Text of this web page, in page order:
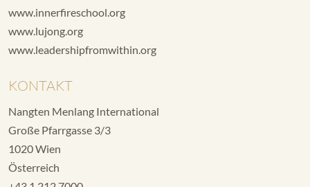
www.innerfireschool.org
www.lujong.org
www.leadershipfromwithin.org
KONTAKT
Nangten Menlang International
Große Pfarrgasse 3/3
1020 Wien
Österreich